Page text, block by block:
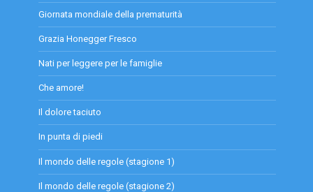
Giornata mondiale della prematurità
Grazia Honegger Fresco
Nati per leggere per le famiglie
Che amore!
Il dolore taciuto
In punta di piedi
Il mondo delle regole (stagione 1)
Il mondo delle regole (stagione 2)